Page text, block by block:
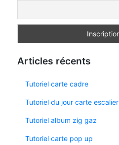
Articles récents
Tutoriel carte cadre
Tutoriel du jour carte escalier
Tutoriel album zig gaz
Tutoriel carte pop up